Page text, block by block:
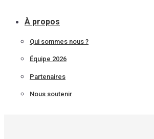
À propos
Qui sommes nous ?
Équipe 2026
Partenaires
Nous soutenir